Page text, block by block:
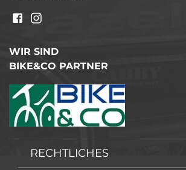
WIR SIND
BIKE&CO PARTNER
RECHTLICHES